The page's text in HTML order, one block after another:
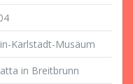
Karlstadt-Musäum
in Breitbrunn